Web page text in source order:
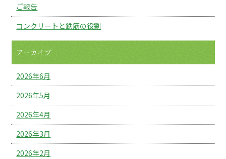
ご報告
コンクリートと鉄筋の役割
アーカイブ
2026年6月
2026年5月
2026年4月
2026年3月
2026年2月